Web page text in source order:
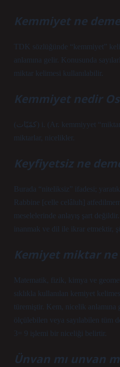
Kemmiyet ne
TDK sözlüğünde “kemmiyet”
anlamına gelir. Konusunda
miktar kelimesi kullanılabilir.
Kemmiyet nedir
(ﻛﻤّﻴّﺎﺕ) i. (Ar. kemmiyyet “miktar” çoğul eki -āt, kemmiyyāt)
miktarlar, nicelikler.
Keyfiyetsiz ne
Burada “niteliksiz” ifadesi;
Rabbine [celle celâluh]
meselelerinde anlayış şart
inanmak ve dil ile ikrar etmektir,
Kemiyet miktar ne
Matematik, fizik, kimya ve
sıklıkla kullanılan kemiyet
türemiştir. Kem, nicelik anlamına
ölçülebilen veya sayılabilen tüm
3= 9 işlemi bir niceliği belirtir.
Ünvan mı unvan